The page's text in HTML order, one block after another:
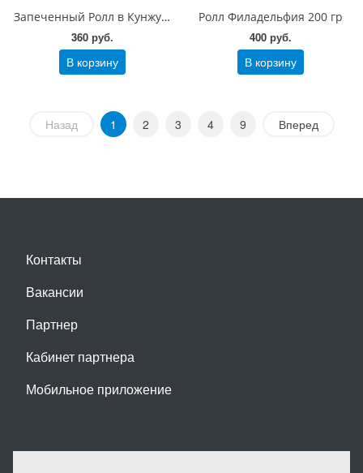
Запеченный Ролл в Кунжуте с угрем 200 гр
360 руб.
В корзину
Ролл Филадельфия 200 гр
400 руб.
В корзину
Назад 1 2 3 4 9 Вперед
Контакты
Вакансии
Партнер
Кабинет партнера
Мобильное приложение